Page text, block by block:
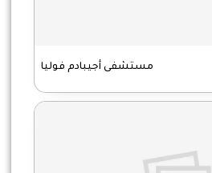
مستشفى أجيبادم فوليا